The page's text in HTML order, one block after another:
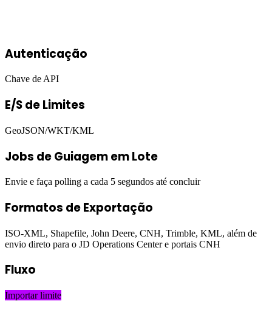
Autenticação
Chave de API
E/S de Limites
GeoJSON/WKT/KML
Jobs de Guiagem em Lote
Envie e faça polling a cada 5 segundos até concluir
Formatos de Exportação
ISO-XML, Shapefile, John Deere, CNH, Trimble, KML, além de
envio direto para o JD Operations Center e portais CNH
Fluxo
Importar limite